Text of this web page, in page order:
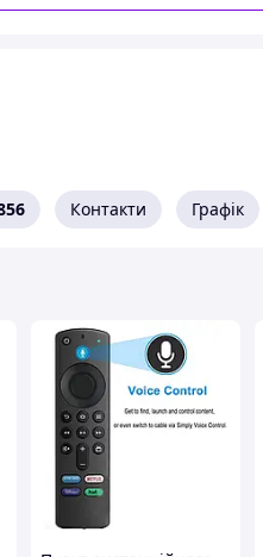
Контакти Графік